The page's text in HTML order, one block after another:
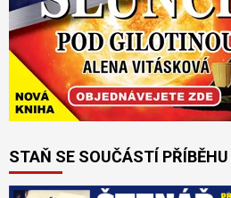
STAŇ SE SOUČÁSTÍ PŘÍBĚHU